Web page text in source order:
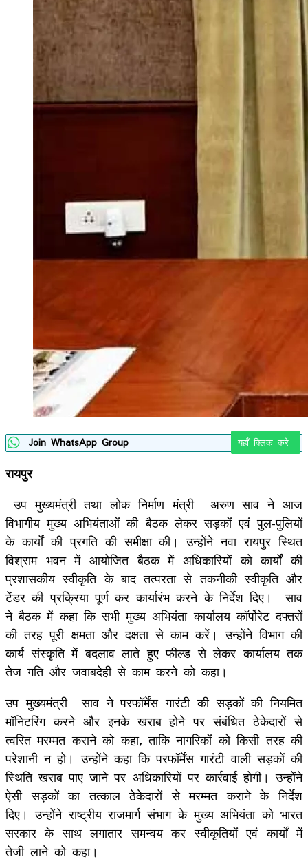
Join WhatsApp Group यहाँ क्लिक करे
रायपुर
उप मुख्यमंत्री तथा लोक निर्माण मंत्री अरुण साव ने आज
विभागीय मुख्य अभियंताओं की बैठक लेकर सड़कों एवं पुल-पुलियों
के कार्यों की प्रगति की समीक्षा की। उन्होंने नवा रायपुर स्थित
विश्राम भवन में आयोजित बैठक में अधिकारियों को कार्यों की
प्रशासकीय स्वीकृति के बाद तत्परता से तकनीकी स्वीकृति और
टेंडर की प्रक्रिया पूर्ण कर कार्यारंभ करने के निर्देश दिए। साव
ने बैठक में कहा कि सभी मुख्य अभियंता कार्यालय कॉर्पोरेट दफ्तरों
की तरह पूरी क्षमता और दक्षता से काम करें। उन्होंने विभाग की
कार्य संस्कृति में बदलाव लाते हुए फील्ड से लेकर कार्यालय तक
तेज गति और जवाबदेही से काम करने को कहा।
उप मुख्यमंत्री साव ने परफॉर्मेंस गारंटी की सड़कों की नियमित
मॉनिटरिंग करने और इनके खराब होने पर संबंधित ठेकेदारों से
त्वरित मरम्मत कराने को कहा, ताकि नागरिकों को किसी तरह की
परेशानी न हो। उन्होंने कहा कि परफॉर्मेंस गारंटी वाली सड़कों की
स्थिति खराब पाए जाने पर अधिकारियों पर कार्रवाई होगी। उन्होंने
ऐसी सड़कों का तत्काल ठेकेदारों से मरम्मत कराने के निर्देश
दिए। उन्होंने राष्ट्रीय राजमार्ग संभाग के मुख्य अभियंता को भारत
सरकार के साथ लगातार समन्वय कर स्वीकृतियों एवं कार्यों में
तेजी लाने को कहा।